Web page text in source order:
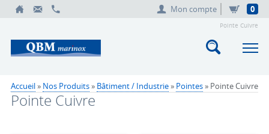
Mon compte 0
Pointe Cuivre
Accueil» Nos Produits» Bâtiment / Industrie» Pointes» Pointe Cuivre
Pointe Cuivre